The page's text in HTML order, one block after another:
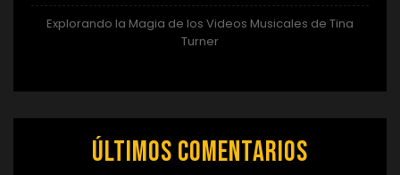
Explorando la Magia de los Videos Musicales de Tina
Turner
Últimos comentarios